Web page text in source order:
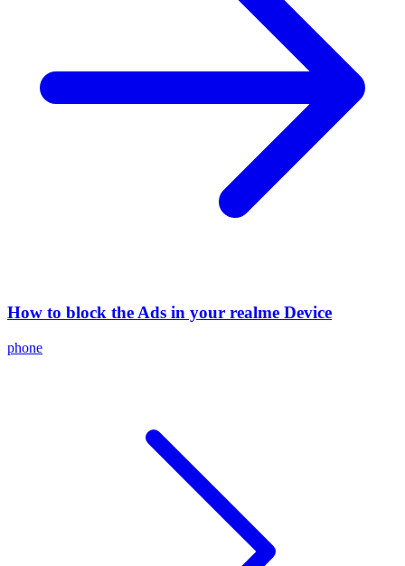
How to block the Ads in your realme Device
phone